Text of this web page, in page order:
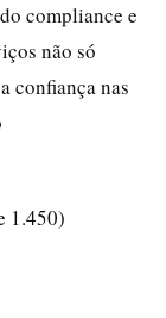
compliance e
não só
confiança nas
1.450)